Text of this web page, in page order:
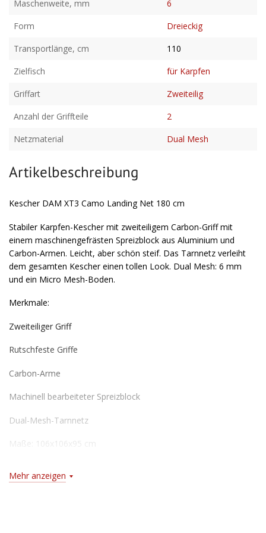
Maschenweite, mm
6
Form
Dreieckig
Transportlänge, cm
110
Zielfisch
für Karpfen
Griffart
Zweiteilig
Anzahl der Griffteile
2
Netzmaterial
Dual Mesh
Artikelbeschreibung
Kescher DAM XT3 Camo Landing Net 180 cm
Stabiler Karpfen-Kescher mit zweiteiligem Carbon-Griff mit
einem maschinengefrästen Spreizblock aus Aluminium und
Carbon-Armen. Leicht, aber schön steif. Das Tarnnetz verleiht
dem gesamten Kescher einen tollen Look. Dual Mesh: 6 mm
und ein Micro Mesh-Boden.
Merkmale:
Zweiteiliger Griff
Rutschfeste Griffe
Carbon-Arme
Machinell bearbeiteter Spreizblock
Dual-Mesh-Tarnnetz
Maße: 106x106x95 cm
Mehr anzeigen